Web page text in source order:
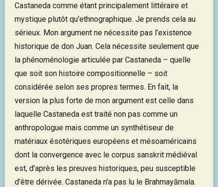
Castaneda comme étant principalement littéraire et
mystique plutôt qu'ethnographique. Je prends cela au
sérieux. Mon argument ne nécessite pas l’existence
historique de don Juan. Cela nécessite seulement que
la phénoménologie articulée par Castaneda – quelle
que soit son histoire compositionnelle – soit
considérée selon ses propres termes. En fait, la
version la plus forte de mon argument est celle dans
laquelle Castaneda est traité non pas comme un
anthropologue mais comme un synthétiseur de
matériaux ésotériques européens et mésoaméricains
dont la convergence avec le corpus sanskrit médiéval
est, d’après les preuves historiques, peu susceptible
d’être dérivée. Castaneda n'a pas lu le Brahmayāmala.